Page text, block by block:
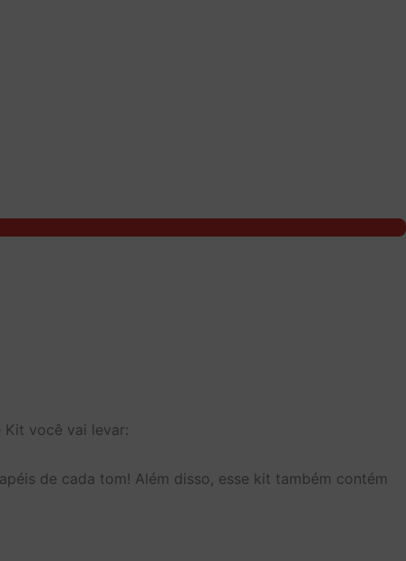
Kit você vai levar:
de cada tom! Além disso, esse kit também contém